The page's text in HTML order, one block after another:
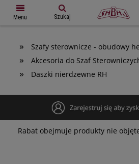
Menu Szukaj
» Szafy sterownicze - obudowy
» Akcesoria do Szaf
» Daszki nierdzewne RH
Rabat obejmuje produkty nie